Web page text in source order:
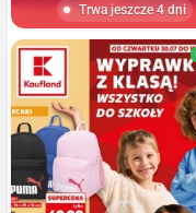
Trwa jeszcze 4 dni